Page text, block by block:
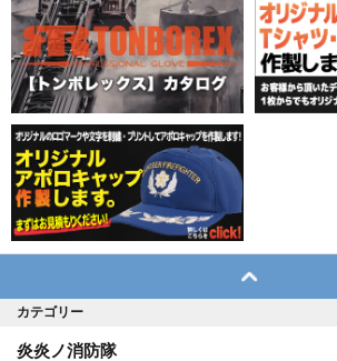
カテゴリー
炎炎ノ消防隊